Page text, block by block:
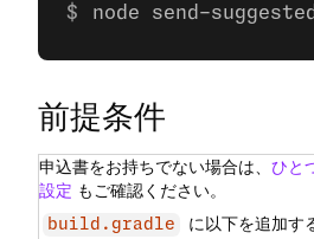
node send-
前提条件
申込書をお持ちでない場合は、 ひと
設定 もご確認ください。
build.gradle に以下を追加す